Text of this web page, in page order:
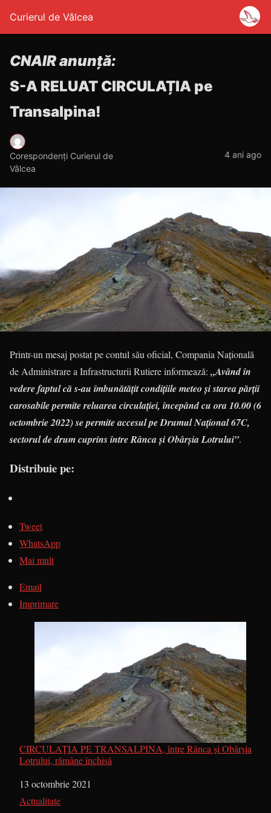
Curierul de Vâlcea
CNAIR anunță:
S-A RELUAT CIRCULAȚIA pe
Transalpina!
Corespondenți Curierul de
Vâlcea
4 ani ago
Printr-un mesaj postat pe contul său oficial, Compania Națională
de Administrare a Infrastructurii Rutiere informează: „Având în
vedere faptul că s-au îmbunătățit condițiile meteo și starea părții
carosabile permite reluarea circulației, începând cu ora 10.00 (6
octombrie 2022) se permite accesul pe Drumul Național 67C,
sectorul de drum cuprins între Rânca și Obârșia Lotrului”.
Distribuie pe:
Tweet
WhatsApp
Mai mult
Email
Imprimare
CIRCULAȚIA PE TRANSALPINA, între Rânca și Obârșia
Lotrului, rămâne închisă
Dată
13 octombrie 2021
În legătură cu
Actualitate